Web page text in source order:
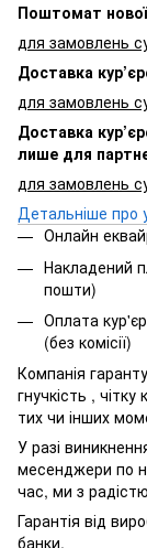
Поштомат нової
для замовлень
Доставка
для замовлень
Доставка
лише для
для замовлень
Детальніше про
Онлайн
Накладений
пошти)
Оплата
(без комісії)
Компанія
гнучкість ,
тих чи інших
У разі
месенджери по
час, ми з
Гарантія від
банки.